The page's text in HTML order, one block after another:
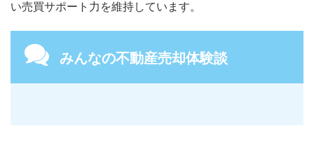
い売買サポート力を維持しています。
みんなの不動産売却体験談